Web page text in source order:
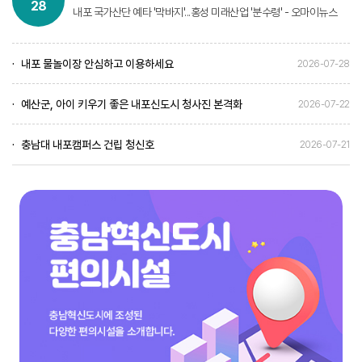
28 내포 국가산단 예타 '막바지'...홍성 미래산업 '분수령' - 오마이뉴스
내포 물놀이장 안심하고 이용하세요 2026-07-28
예산군, 아이 키우기 좋은 내포신도시 청사진 본격화 2026-07-22
충남대 내포캠퍼스 건립 청신호 2026-07-21